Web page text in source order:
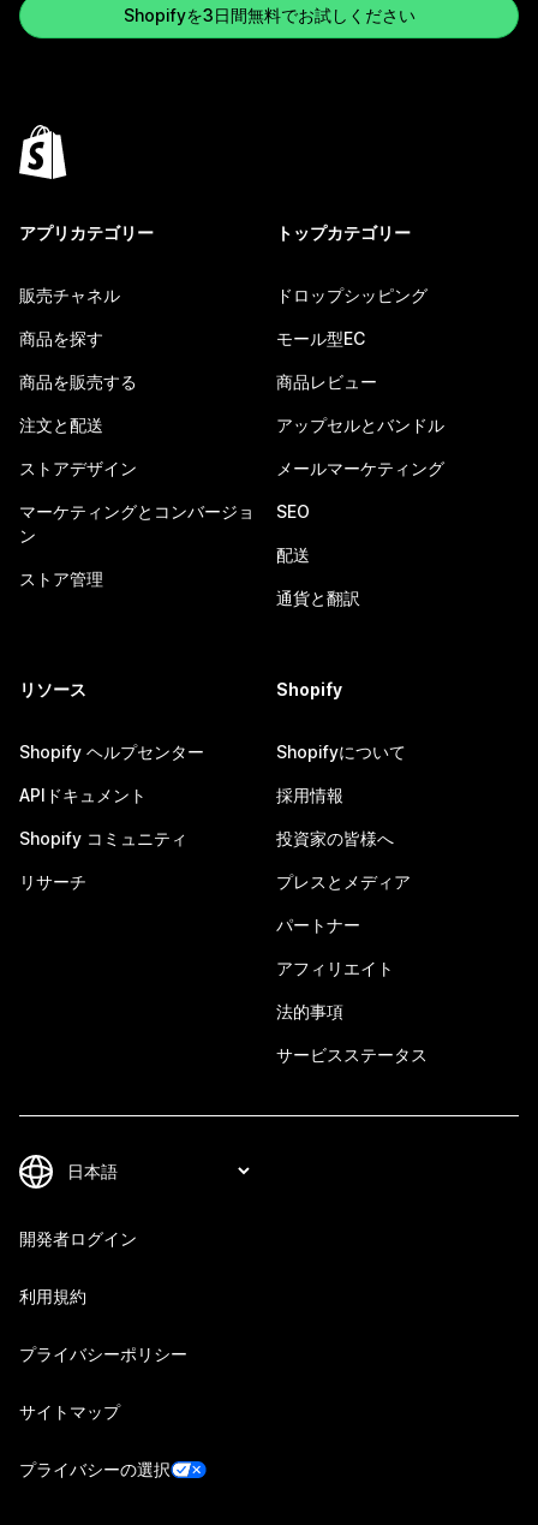
Shopifyを3日間無料でお試しください
アプリカテゴリー
販売チャネル
商品を探す
商品を販売する
注文と配送
ストアデザイン
マーケティングとコンバージョ
ン
ストア管理
トップカテゴリー
ドロップシッピング
モール型EC
商品レビュー
アップセルとバンドル
メールマーケティング
SEO
配送
通貨と翻訳
リソース
Shopify ヘルプセンター
APIドキュメント
Shopify コミュニティ
リサーチ
Shopify
Shopifyについて
採用情報
投資家の皆様へ
プレスとメディア
パートナー
アフィリエイト
法的事項
サービスステータス
開発者ログイン
利用規約
プライバシーポリシー
サイトマップ
プライバシーの選択